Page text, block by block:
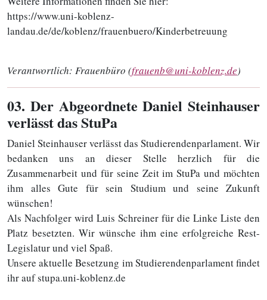
https://www.uni-koblenz-
landau.de/de/koblenz/frauenbuero/Kinderbetreuung
Verantwortlich: Frauenbüro (frauenb@uni-koblenz.de)
03. Der Abgeordnete Daniel Steinhauser
verlässt das StuPa
Daniel Steinhauser verlässt das Studierendenparlament. Wir
bedanken uns an dieser Stelle herzlich für die
Zusammenarbeit und für seine Zeit im StuPa und möchten
ihm alles Gute für sein Studium und seine Zukunft
wünschen!
Als Nachfolger wird Luis Schreiner für die Linke Liste den
Platz besetzten. Wir wünsche ihm eine erfolgreiche Rest-
Legislatur und viel Spaß.
Unsere aktuelle Besetzung im Studierendenparlament findet
ihr auf stupa.uni-koblenz.de